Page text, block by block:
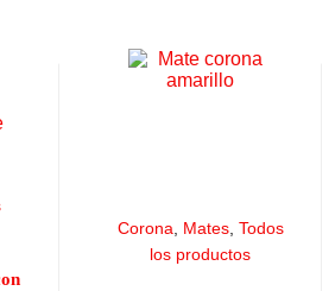
Corona Mates, Todos
los productos